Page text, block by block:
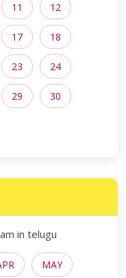
11 12
17 18
23 24
29 30
in telugu
MAY